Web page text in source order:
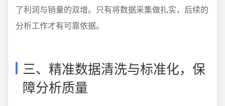
了利润与销量的双增。只有将数据采集做扎实，后续的
分析工作才有可靠依据。
三、精准数据清洗与标准化，保
障分析质量